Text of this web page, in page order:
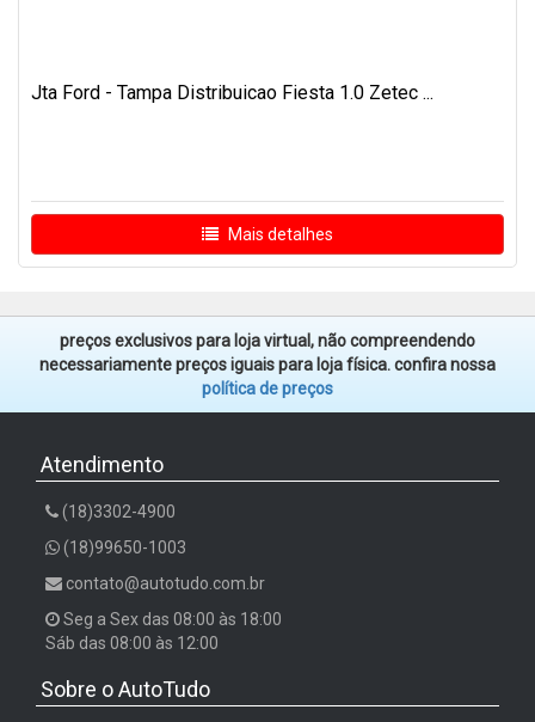
Jta Ford - Tampa Distribuicao Fiesta 1.0 Zetec ...
Mais detalhes
preços exclusivos para loja virtual, não compreendendo
necessariamente preços iguais para loja física. confira nossa
política de preços
Atendimento
(18)3302-4900
(18)99650-1003
contato@autotudo.com.br
Seg a Sex das 08:00 às 18:00
Sáb das 08:00 às 12:00
Sobre o AutoTudo